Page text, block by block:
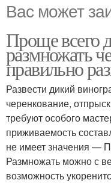
Вас может
Проще всего
размножать
правильно
Развести дикий
черенкование,
требуют особого
приживаемость
не имеет значения —
Размножать можно с
возможность